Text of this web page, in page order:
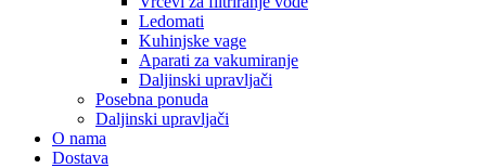
Ledomati
Kuhinjske vage
Aparati za vakumiranje
Daljinski upravljači
Posebna ponuda
Daljinski upravljači
O nama
Dostava